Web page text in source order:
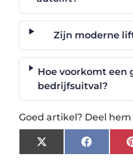
Zijn moderne
Hoe voorkomt een
bedrijfsuitval?
Goed artikel? Deel
X
(Twitter)